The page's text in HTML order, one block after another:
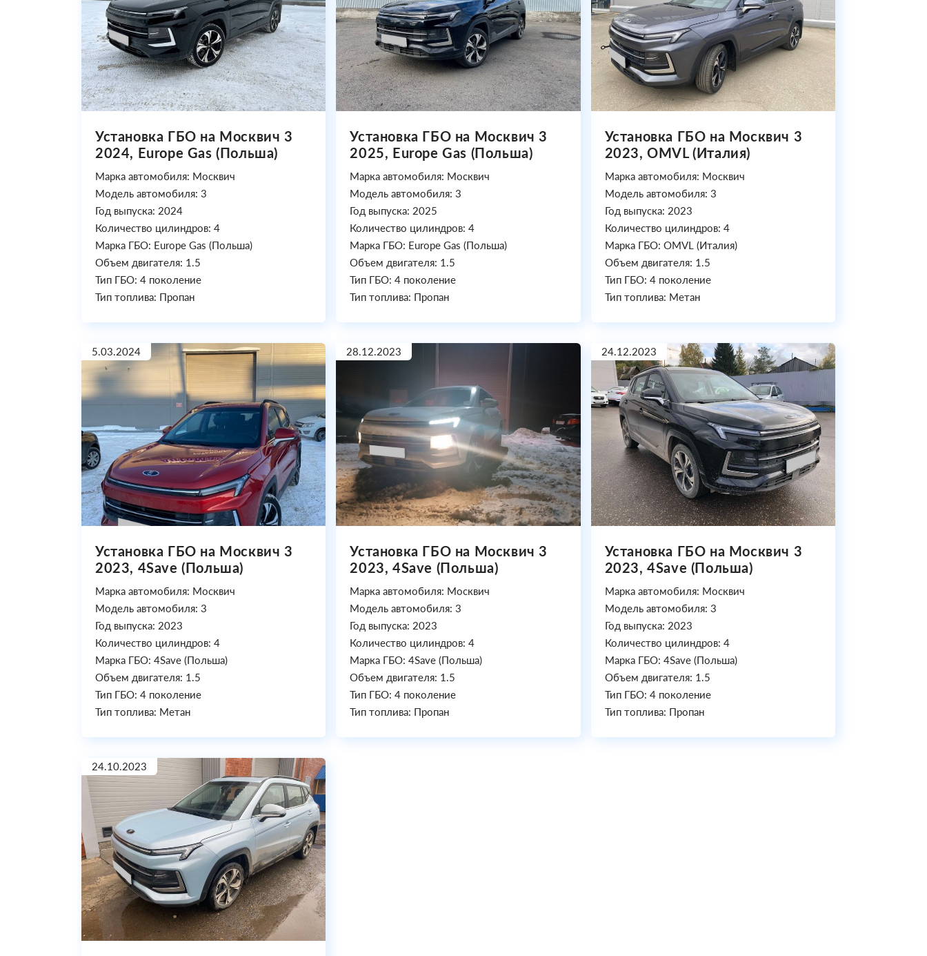
Установка ГБО на Москвич 3
2024, Europe Gas (Польша)
Марка автомобиля: Москвич
Модель автомобиля: 3
Год выпуска: 2024
Количество цилиндров: 4
Марка ГБО: Europe Gas (Польша)
Объем двигателя: 1.5
Тип ГБО: 4 поколение
Тип топлива: Пропан
Установка ГБО на Москвич 3
2025, Europe Gas (Польша)
Марка автомобиля: Москвич
Модель автомобиля: 3
Год выпуска: 2025
Количество цилиндров: 4
Марка ГБО: Europe Gas (Польша)
Объем двигателя: 1.5
Тип ГБО: 4 поколение
Тип топлива: Пропан
Установка ГБО на Москвич 3
2023, OMVL (Италия)
Марка автомобиля: Москвич
Модель автомобиля: 3
Год выпуска: 2023
Количество цилиндров: 4
Марка ГБО: OMVL (Италия)
Объем двигателя: 1.5
Тип ГБО: 4 поколение
Тип топлива: Метан
5.03.2024
Установка ГБО на Москвич 3
2023, 4Save (Польша)
Марка автомобиля: Москвич
Модель автомобиля: 3
Год выпуска: 2023
Количество цилиндров: 4
Марка ГБО: 4Save (Польша)
Объем двигателя: 1.5
Тип ГБО: 4 поколение
Тип топлива: Метан
28.12.2023
Установка ГБО на Москвич 3
2023, 4Save (Польша)
Марка автомобиля: Москвич
Модель автомобиля: 3
Год выпуска: 2023
Количество цилиндров: 4
Марка ГБО: 4Save (Польша)
Объем двигателя: 1.5
Тип ГБО: 4 поколение
Тип топлива: Пропан
24.12.2023
Установка ГБО на Москвич 3
2023, 4Save (Польша)
Марка автомобиля: Москвич
Модель автомобиля: 3
Год выпуска: 2023
Количество цилиндров: 4
Марка ГБО: 4Save (Польша)
Объем двигателя: 1.5
Тип ГБО: 4 поколение
Тип топлива: Пропан
24.10.2023